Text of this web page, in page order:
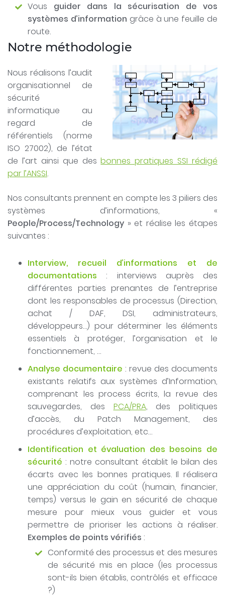
Vous guider dans la sécurisation de vos
systèmes d’information grâce à une feuille de
route.
Notre méthodologie
Nous réalisons l’audit
organisationnel de
sécurité
informatique au
regard de
référentiels (norme
ISO 27002), de l’état
de l’art ainsi que desbonnes pratiques SSI rédigé
par l’ANSSI.
Nos consultants prennent en compte les 3 piliers des
systèmes d’informations, «
People/Process/Technology » et réalise les étapes
suivantes :
Interview, recueil d’informations et de
documentations : interviews auprès des
différentes parties prenantes de l’entreprise
dont les responsables de processus (Direction,
achat / DAF, DSI, administrateurs,
développeurs…) pour déterminer les éléments
essentiels à protéger, l’organisation et le
fonctionnement, …
Analyse documentaire : revue des documents
existants relatifs aux systèmes d’Information,
comprenant les process écrits, la revue des
sauvegardes, des PCA/PRA, des politiques
d’accès, du Patch Management, des
procédures d’exploitation, etc…
Identification et évaluation des besoins de
sécurité : notre consultant établit le bilan des
écarts avec les bonnes pratiques. Il réalisera
une appréciation du coût (humain, financier,
temps) versus le gain en sécurité de chaque
mesure pour mieux vous guider et vous
permettre de prioriser les actions à réaliser.
Exemples de points vérifiés :
Conformité des processus et des mesures
de sécurité mis en place (les processus
sont-ils bien établis, contrôlés et efficace
?)